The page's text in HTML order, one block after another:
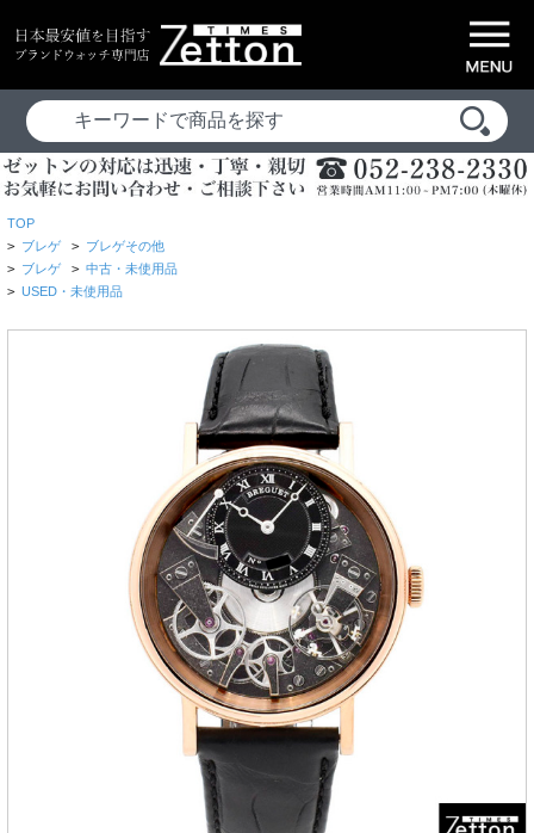
TOP
> ブレゲ > ブレゲその他
> ブレゲ > 中古・未使用品
> USED・未使用品